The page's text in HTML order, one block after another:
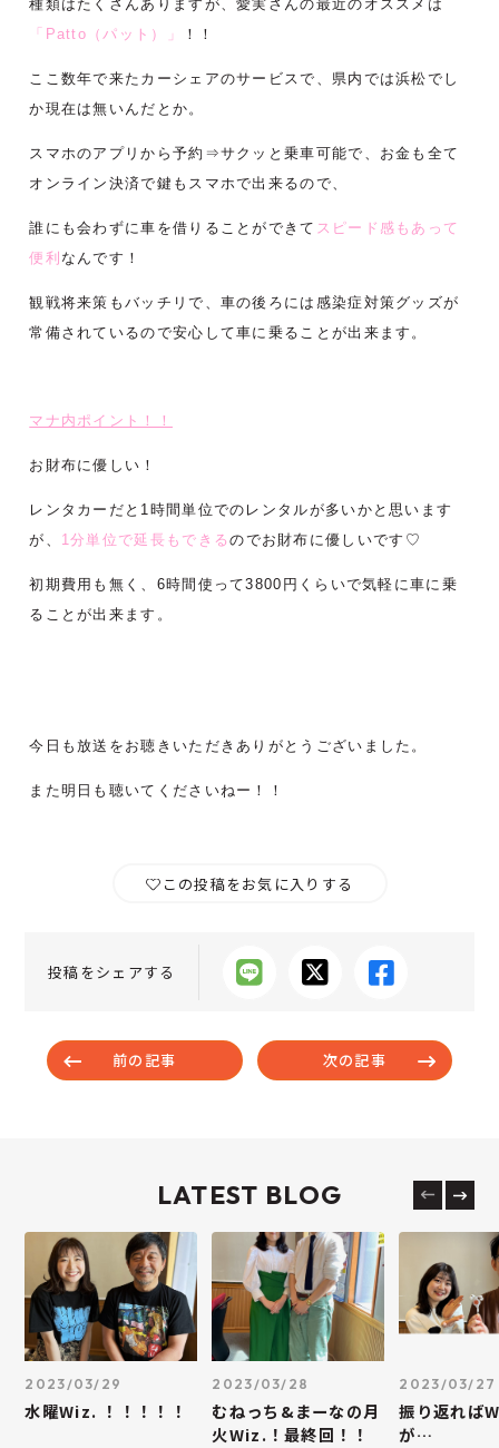
種類はたくさんありますが、愛実さんの最近のオススメは
「Patto（パット）」
！！
ここ数年で来たカーシェアのサービスで、県内では浜松でし
か現在は無いんだとか。
スマホのアプリから予約⇒サクッと乗車可能で、お金も全て
オンライン決済で鍵もスマホで出来るので、
誰にも会わずに車を借りることができて スピード感もあって
便利 なんです！
観戦将来策もバッチリで、車の後ろには感染症対策グッズが
常備されているので安心して車に乗ることが出来ます。
マナ内ポイント！！
お財布に優しい！
レンタカーだと1時間単位でのレンタルが多いかと思います
が、 1分単位で延長もできるのでお財布に優しいです♡
初期費用も無く、6時間使って3800円くらいで気軽に車に乗
ることが出来ます。
今日も放送をお聴きいただきありがとうございました。
また明日も聴いてくださいねー！！
この投稿をお気に入りする
投稿をシェアする
前の記事 次の記事
LATEST BLOG
2023/03/29
水曜Wiz. ！！！！！
2023/03/28
むねっち&まーなの月
火Wiz.！最終回！！
2023/03/27
振り返れば
が…